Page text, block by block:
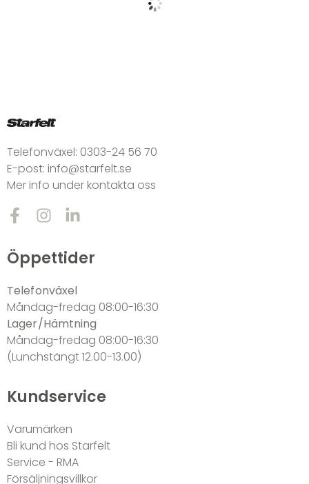
Telefonväxel: 0303-24 56 70
E-post: info@starfelt.se
Mer info under kontakta oss
Öppettider
Telefonväxel
Måndag-fredag 08:00-16:30
Lager/Hämtning
Måndag-fredag 08:00-16:30
(Lunchstängt 12.00-13.00)
Kundservice
Varumärken
Bli kund hos Starfelt
Service - RMA
Försäljningsvillkor